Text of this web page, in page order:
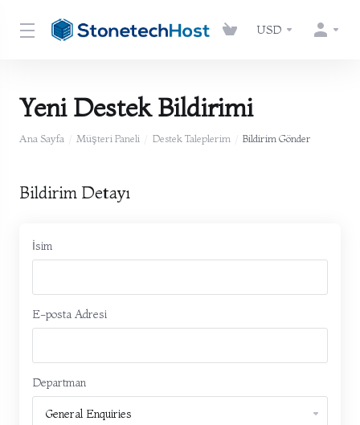
USD
Yeni Destek Bildirimi
Ana Sayfa Müşteri Paneli Destek Taleplerim Bildirim Gönder
Bildirim Detayı
İsim
E-posta Adresi
Departman